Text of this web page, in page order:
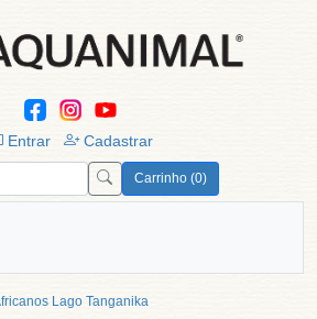
Entrar Cadastrar
Carrinho (0)
Lago Tanganika